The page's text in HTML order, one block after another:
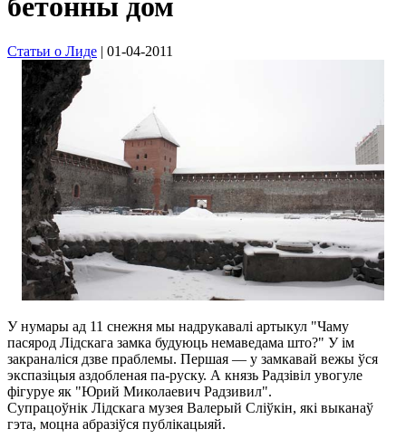
Статьи о Лиде | 01-04-2011
У нумары ад 11 снежня мы надрукавалі артыкул "Чаму
пасярод Лідскага замка будуюць немаведама што?" У ім
закраналіся дзве праблемы. Першая — у замкавай вежы ўся
экспазіцыя аздобленая па-руску. А князь Радзівіл увогуле
фігуруе як "Юрий Миколаевич Радзивил".
Супрацоўнік Лідскага музея Валерый Сліўкін, які выканаў
гэта, моцна абразіўся публікацыяй.